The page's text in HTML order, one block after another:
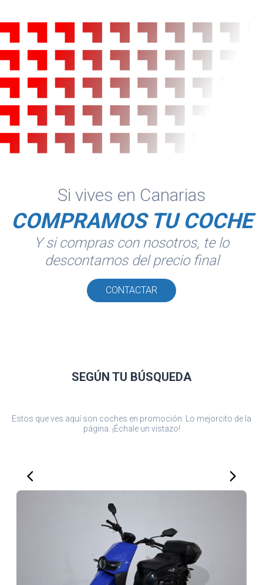
Si vives en Canarias
COMPRAMOS TU COCHE
Y si compras con nosotros, te lo
descontamos del precio final
CONTACTAR
SEGÚN TU BÚSQUEDA
Estos que ves aquí son coches en promoción. Lo mejorcito de la
página. ¡Échale un vistazo!